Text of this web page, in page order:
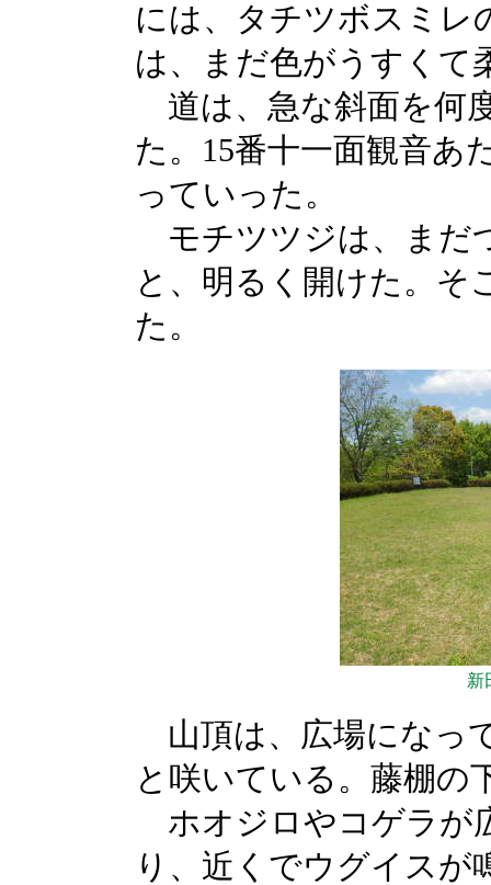
には、タチツボスミレ
は、まだ色がうすくて
道は、急な斜面を何
た。15番十一面観音あ
っていった。
モチツツジは、まだ
と、明るく開けた。そ
た。
新
山頂は、広場になっ
と咲いている。藤棚の
ホオジロやコゲラが
り、近くでウグイスが